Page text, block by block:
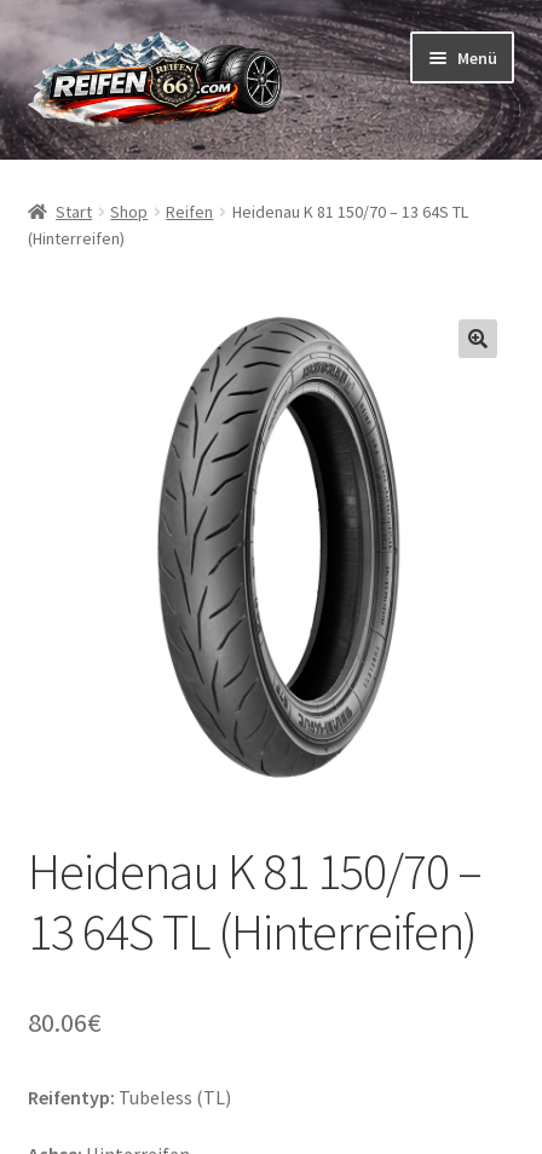
Zur
Navigation
springen
Zum
Inhalt
springen
Menü
Reifen
Schläuche
Start Shop Reifen
Heidenau K 81 150/70 – 13 64S TL
(Hinterreifen)
Heidenau K 81 150/70 –
13 64S TL (Hinterreifen)
80.06€
Reifentyp: Tubeless (TL)